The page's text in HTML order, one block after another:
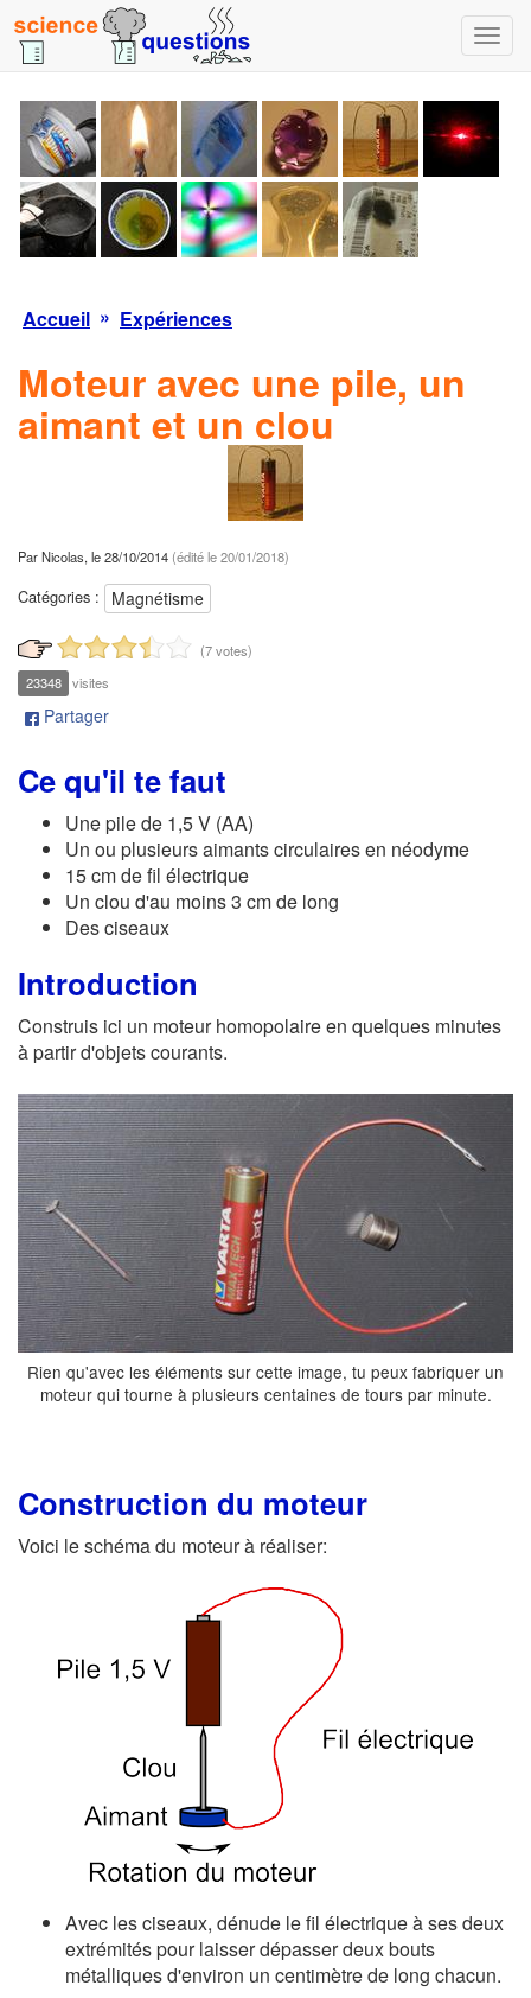
B
a
u
Accueil » Expériences
Moteur avec une pile, un
aimant et un clou
ParNicolas, le28/10/2014 (édité le20/01/2018)
Catégories : Magnétisme
(7 votes)
23348 visites
Partager
Ce qu'il te faut
Une pile de 1,5 V (AA)
Un ou plusieurs aimants circulaires en néodyme
15 cm de fil électrique
Un clou d'au moins 3 cm de long
Des ciseaux
Introduction
Construis ici un moteur homopolaire en quelques minutes
à partir d'objets courants.
Rien qu'avec les éléments sur cette image, tu peux fabriquer un
moteur qui tourne à plusieurs centaines de tours par minute.
Construction du moteur
Voici le schéma du moteur à réaliser:
Avec les ciseaux, dénude le fil électrique à ses deux
extrémités pour laisser dépasser deux bouts
métalliques d'environ un centimètre de long chacun.